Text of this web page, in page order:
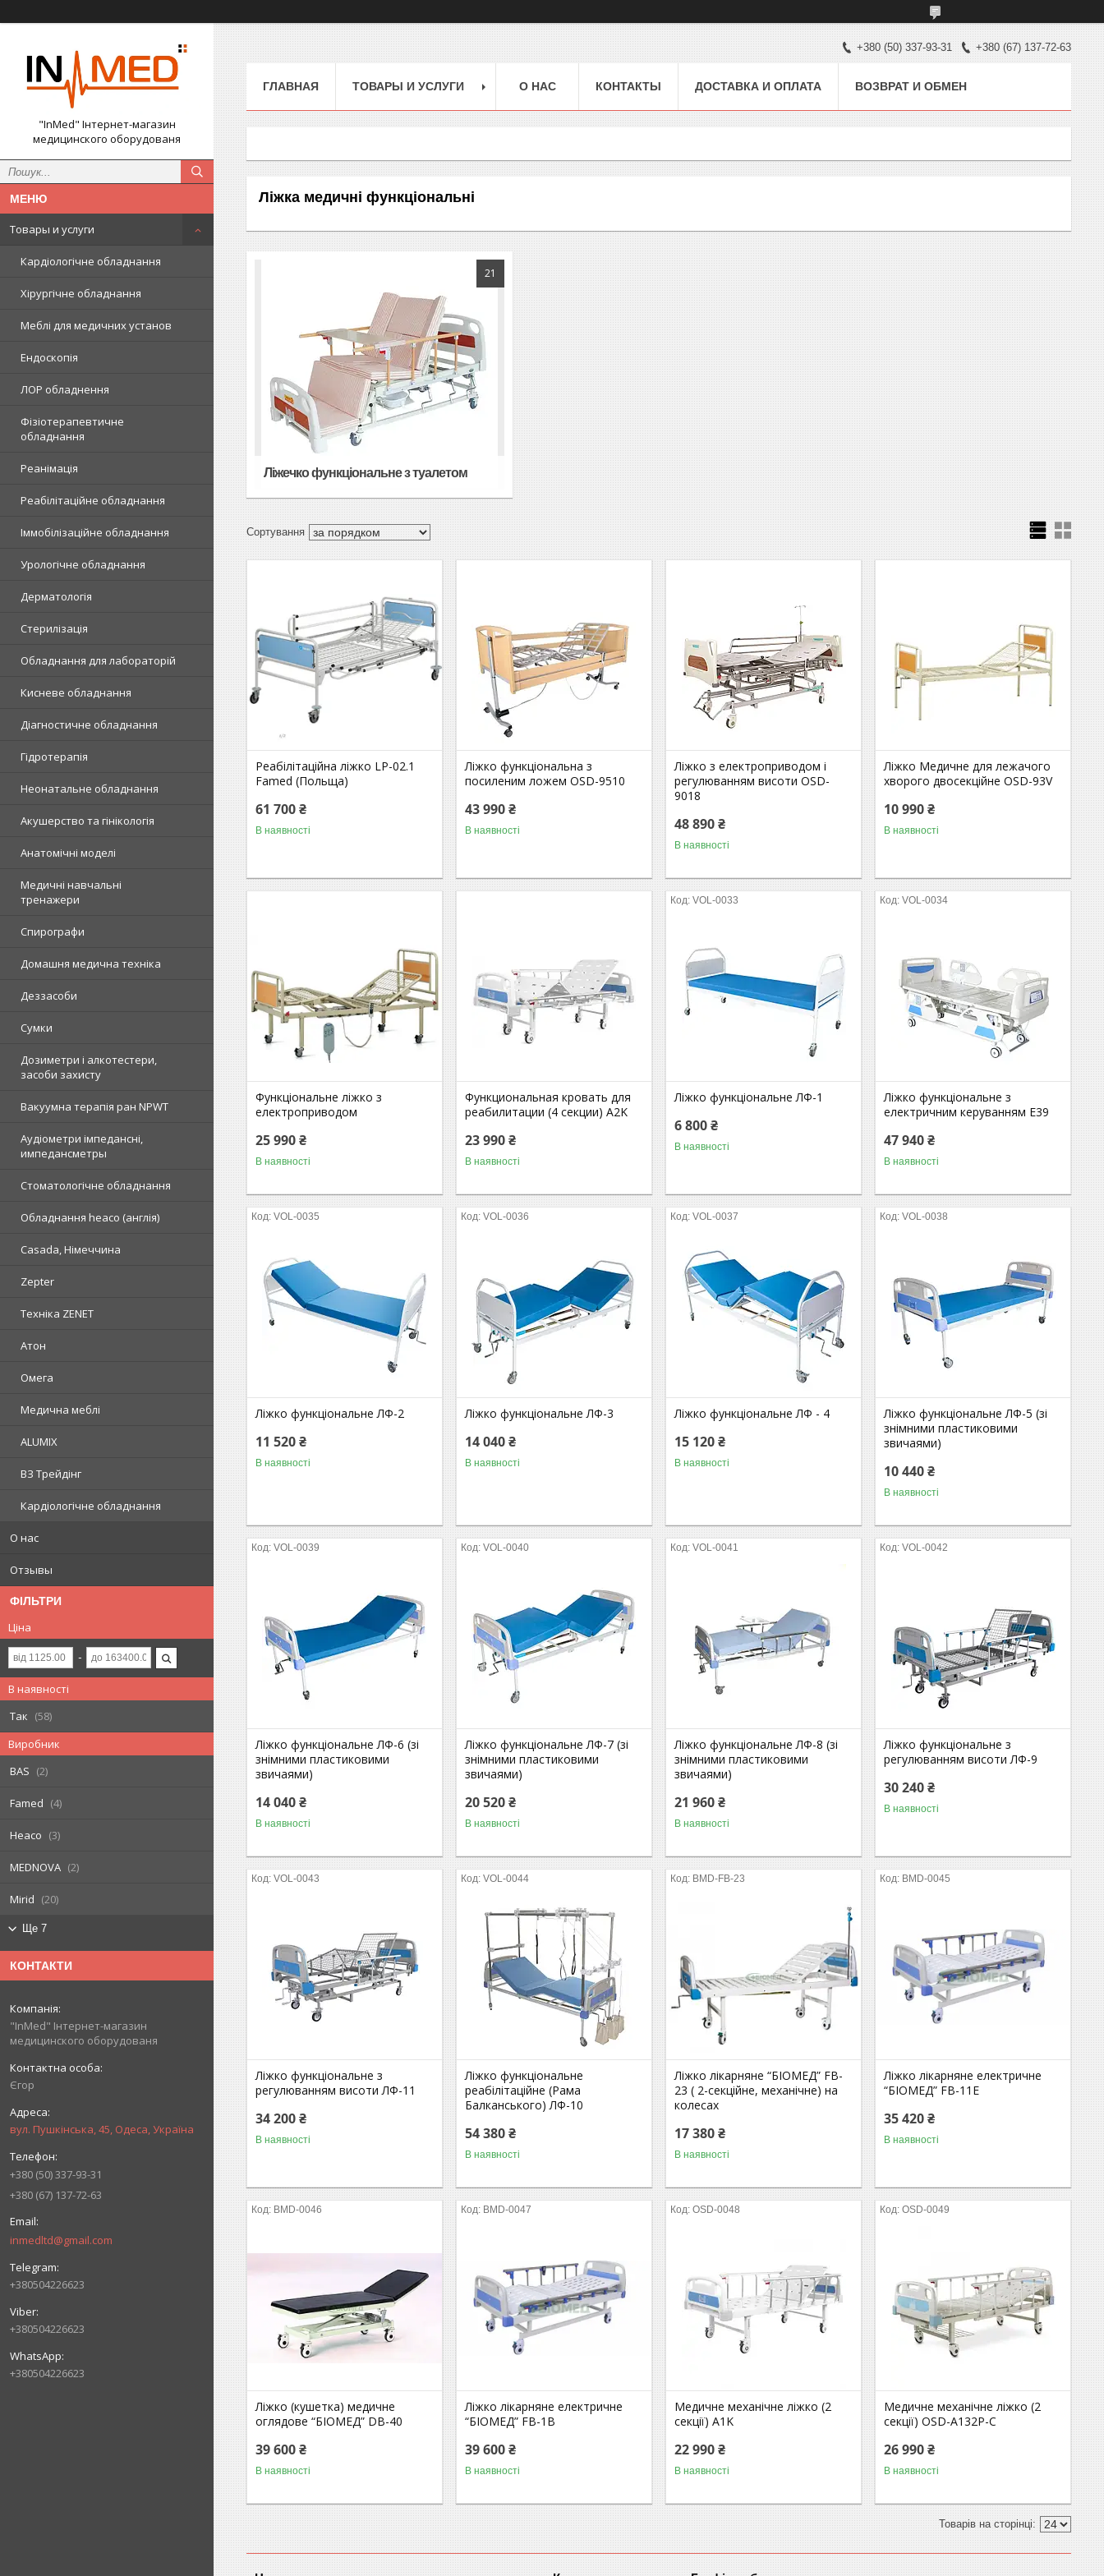
"InMed" Інтернет-магазин
медицинского оборудованя
Товары и услуги
Кардіологічне обладнання
Хірургічне обладнання
Меблі для медичних установ
Ендоскопія
ЛОР обладнення
Фізіотерапевтичне
обладнання
Реанімація
Реабілітаційне обладнання
Іммобілізаційне обладнання
Урологічне обладнання
Дерматологія
Стерилізація
Обладнання для лабораторій
Кисневе обладнання
Діагностичне обладнання
Гідротерапія
Неонатальне обладнання
Акушерство та гінікологія
Анатомічні моделі
Медичні навчальні
тренажери
Спирографи
Домашня медична техніка
Деззасоби
Сумки
Дозиметри і алкотестери,
засоби захисту
Вакуумна терапія ран NPWT
Аудіометри імпедансні,
импедансметры
Стоматологічне обладнання
Обладнання heaco (англія)
Casada, Німеччина
Zepter
Техніка ZENET
Атон
Омега
Медична меблі
ALUMIX
ВЗ Трейдінг
Кардіологічне обладнання
О нас
Отзывы
ФІЛЬТРИ
Ціна
В наявності
Так
58
Виробник
BAS
2
Famed 4
Heaco 3
MEDNOVA 2
Mirid 20
Ще 7
КОНТАКТИ
"InMed" Інтернет-магазин
медицинского оборудованя
Єгор
вул. Пушкінська, 45, Одеса, Україна
+380 (50) 337-93-31
+380 (67) 137-72-63
inmedltd@gmail.com
+380504226623
+380504226623
+380504226623
+380 (50) 337-93-31 +380 (67) 137-72-63
ГЛАВНАЯ ТОВАРЫ И УСЛУГИ О НАС КОНТАКТЫ ДОСТАВКА И ОПЛАТА ВОЗВРАТ И ОБМЕН
Ліжка медичні функціональні
21
Ліжечко функціональне з туалетом
Реабілітаційна ліжко LP-02.1
Famed (Польща)
61 700 ₴
В наявності
Ліжко функціональна з
посиленим ложем OSD-9510
43 990 ₴
В наявності
Ліжко з електроприводом і
регулюванням висоти OSD-
9018
48 890 ₴
В наявності
Ліжко Медичне для лежачого
хворого двосекційне OSD-93V
10 990 ₴
В наявності
Функціональне ліжко з
електроприводом
25 990 ₴
В наявності
Функциональная кровать для
реабилитации (4 секции) A2K
23 990 ₴
В наявності
VOL-0033
Ліжко функціональне ЛФ-1
6 800 ₴
В наявності
VOL-0034
Ліжко функціональне з
електричним керуванням E39
47 940 ₴
В наявності
VOL-0035
Ліжко функціональне ЛФ-2
11 520 ₴
В наявності
VOL-0036
Ліжко функціональне ЛФ-3
14 040 ₴
В наявності
VOL-0037
Ліжко функціональне ЛФ - 4
15 120 ₴
В наявності
VOL-0038
Ліжко функціональне ЛФ-5 (зі
знімними пластиковими
звичаями)
10 440 ₴
В наявності
VOL-0039
Ліжко функціональне ЛФ-6 (зі
знімними пластиковими
звичаями)
14 040 ₴
В наявності
VOL-0040
Ліжко функціональне ЛФ-7 (зі
знімними пластиковими
звичаями)
20 520 ₴
В наявності
VOL-0041
Ліжко функціональне ЛФ-8 (зі
знімними пластиковими
звичаями)
21 960 ₴
В наявності
VOL-0042
Ліжко функціональне з
регулюванням висоти ЛФ-9
30 240 ₴
В наявності
VOL-0043
Ліжко функціональне з
регулюванням висоти ЛФ-11
34 200 ₴
В наявності
VOL-0044
Ліжко функціональне
реабілітаційне (Рама
Балканського) ЛФ-10
54 380 ₴
В наявності
BMD-FB-23
Ліжко лікарняне “БІОМЕД” FB-
23 ( 2-секційне, механічне) на
колесах
17 380 ₴
В наявності
BMD-0045
Ліжко лікарняне електричне
“БІОМЕД” FB-11Е
35 420 ₴
В наявності
BMD-0046
Ліжко (кушетка) медичне
оглядове “БІОМЕД” DB-40
39 600 ₴
В наявності
BMD-0047
Ліжко лікарняне електричне
“БІОМЕД” FB-1B
39 600 ₴
В наявності
OSD-0048
Медичне механічне ліжко (2
секції) A1K
22 990 ₴
В наявності
OSD-0049
Медичне механічне ліжко (2
секції) OSD-A132P-C
26 990 ₴
В наявності